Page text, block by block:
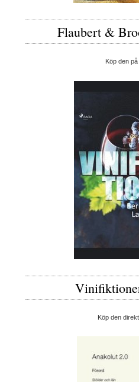
Flaubert &
Köp den på
Köp den